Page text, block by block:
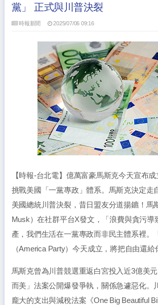
黨」 正式與川普決裂
時報新聞 2025/07/06 09:16
【時報-台北電】億萬富豪馬斯克今天宣布成
挑戰美國「一黨專政」體系。馬斯克決定走
美國總統川普決裂，昔日盟友分道揚鑣！馬
Musk）在社群平台X發文，「浪費與貪污導
產，我們生活在一黨專政而非民主體系裡。
（America Party）今天成立，將把自由還給
馬斯克曾為川普競選重返白宮投入近3億美
而美」法案公開爆發爭執，關係急遽惡化。
龐大的支出與減稅法案《One Big Beautiful